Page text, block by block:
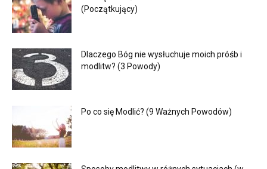
(Początkujący)
Dlaczego Bóg nie wysłuchuje moich próśb i
modlitw? (3 Powody)
Po co się Modlić? (9 Ważnych Powodów)